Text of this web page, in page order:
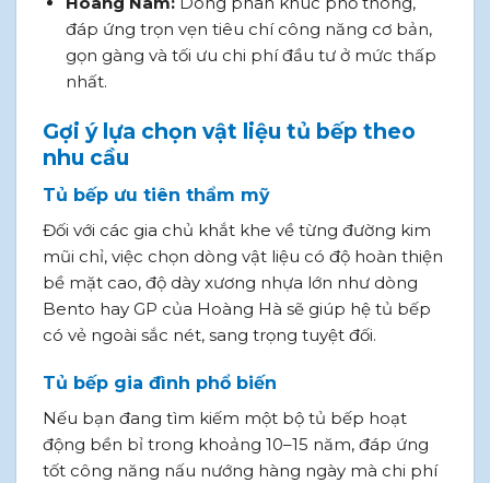
đáp ứng trọn vẹn tiêu chí công năng cơ bản,
gọn gàng và tối ưu chi phí đầu tư ở mức thấp
nhất.
Gợi ý lựa chọn vật liệu tủ bếp theo
nhu cầu
Tủ bếp ưu tiên thẩm mỹ
Đối với các gia chủ khắt khe về từng đường kim
mũi chỉ, việc chọn dòng vật liệu có độ hoàn thiện
bề mặt cao, độ dày xương nhựa lớn như dòng
Bento hay GP của Hoàng Hà sẽ giúp hệ tủ bếp
có vẻ ngoài sắc nét, sang trọng tuyệt đối.
Tủ bếp gia đình phổ biến
Nếu bạn đang tìm kiếm một bộ tủ bếp hoạt
động bền bỉ trong khoảng 10–15 năm, đáp ứng
tốt công năng nấu nướng hàng ngày mà chi phí